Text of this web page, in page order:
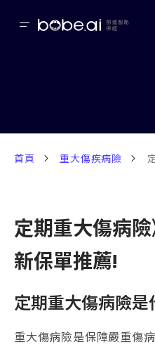
首頁 重大傷疾病險
定期重大傷病
新保單推薦!
定期重大傷病險是
重大傷病險是保障嚴重傷